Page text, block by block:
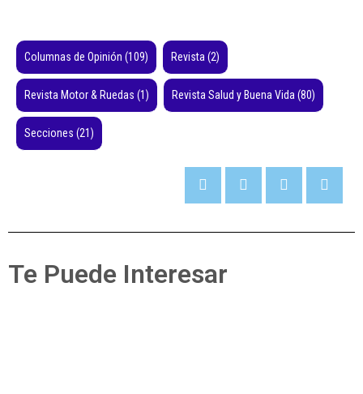
Columnas de Opinión (109) Revista (2)
Revista Motor & Ruedas (1) Revista Salud y Buena Vida (80)
Secciones (21)
Te Puede Interesar